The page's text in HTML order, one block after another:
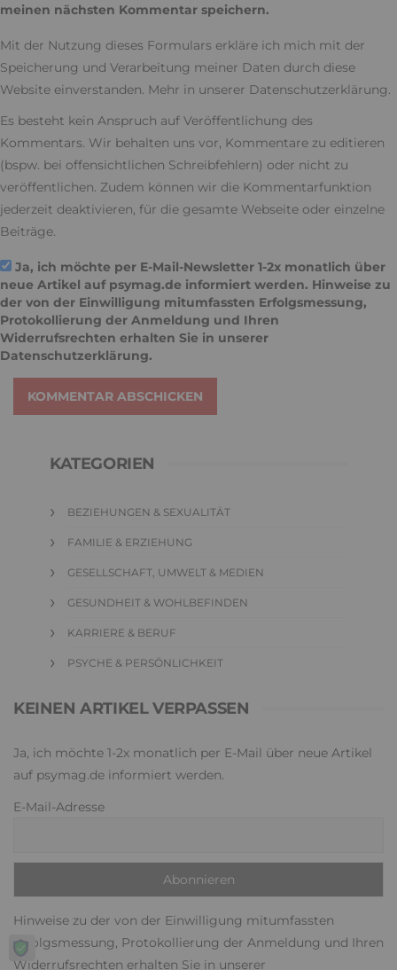
meinen nächsten Kommentar speichern.
Mit der Nutzung dieses Formulars erkläre ich mich mit der
Speicherung und Verarbeitung meiner Daten durch diese
Website einverstanden. Mehr in unserer Datenschutzerklärung
Es besteht kein Anspruch auf Veröffentlichung des
Kommentars. Wir behalten uns vor, Kommentare zu editieren
(bspw. bei offensichtlichen Schreibfehlern) oder nicht zu
veröffentlichen. Zudem können wir die Kommentarfunktion
jederzeit deaktivieren, für die gesamte Webseite oder einzelne
Beiträge.
Ja, ich möchte per E-Mail-Newsletter 1-2x monatlich über
neue Artikel auf psymag.de informiert werden. Hinweise zu
der von der Einwilligung mitumfassten Erfolgsmessung,
Protokollierung der Anmeldung und Ihren
Widerrufsrechten erhalten Sie in unserer
Datenschutzerklärung.
KOMMENTAR ABSCHICKEN
KATEGORIEN
BEZIEHUNGEN & SEXUALITÄT
FAMILIE & ERZIEHUNG
GESELLSCHAFT, UMWELT & MEDIEN
GESUNDHEIT & WOHLBEFINDEN
KARRIERE & BERUF
PSYCHE & PERSÖNLICHKEIT
KEINEN ARTIKEL VERPASSEN
Ja, ich möchte 1-2x monatlich per E-Mail über neue Artikel
auf psymag.de informiert werden.
E-Mail-Adresse
Hinweise zu der von der Einwilligung mitumfassten
Erfolgsmessung, Protokollierung der Anmeldung und Ihren
Widerrufsrechten erhalten Sie in unserer